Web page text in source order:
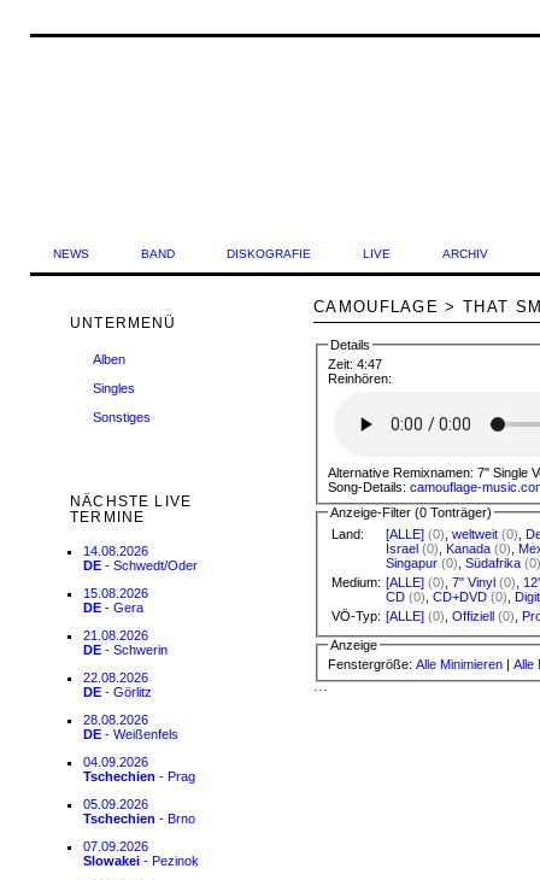
NEWS BAND DISKOGRAFIE LIVE ARCHIV
UNTERMENÜ
Alben
Singles
Sonstiges
NÄCHSTE LIVE
TERMINE
14.08.2026
DE - Schwedt/Oder
15.08.2026
DE - Gera
21.08.2026
DE - Schwerin
22.08.2026
DE - Görlitz
28.08.2026
DE - Weißenfels
04.09.2026
Tschechien - Prag
05.09.2026
Tschechien - Brno
07.09.2026
Slowakei - Pezinok
CAMOUFLAGE > THAT
Details
Zeit: 4:47
Reinhören:
Alternative Remixnamen:
Song-Details: camouflage-
Anzeige-Filter (0 Tonträger)
Land:
[ALLE] (0) ,weltweit (0)
Israel (0) Kanada (0)
Singapur (0) ,Südafrika
Medium: [ALLE] (0) ,7" Vinyl (0)
CD (0) ,CD+DVD (0)
VÖ-Typ: [ALLE] (0) ,Offiziell (0)
Anzeige
Fenstergröße: Alle Minimieren |Alle
···